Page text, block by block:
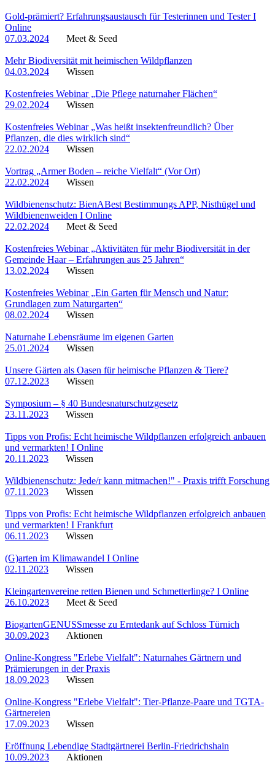
Gold-prämiert? Erfahrungsaustausch für Testerinnen und Tester I
Online
07.03.2024
Meet & Seed
Mehr Biodiversität mit heimischen Wildpflanzen
04.03.2024
Wissen
Kostenfreies Webinar „Die Pflege naturnaher Flächen“
29.02.2024
Wissen
Kostenfreies Webinar „Was heißt insektenfreundlich? Über
Pflanzen, die dies wirklich sind“
22.02.2024
Wissen
Vortrag „Armer Boden – reiche Vielfalt“ (Vor Ort)
22.02.2024
Wissen
Wildbienenschutz: BienABest Bestimmungs APP, Nisthügel und
Wildbienenweiden I Online
22.02.2024
Meet & Seed
Kostenfreies Webinar „Aktivitäten für mehr Biodiversität in der
Gemeinde Haar – Erfahrungen aus 25 Jahren“
13.02.2024
Wissen
Kostenfreies Webinar „Ein Garten für Mensch und Natur:
Grundlagen zum Naturgarten“
08.02.2024
Wissen
Naturnahe Lebensräume im eigenen Garten
25.01.2024
Wissen
Unsere Gärten als Oasen für heimische Pflanzen & Tiere?
07.12.2023
Wissen
Symposium – § 40 Bundesnaturschutzgesetz
23.11.2023
Wissen
Tipps von Profis: Echt heimische Wildpflanzen erfolgreich anbauen
und vermarkten! I Online
20.11.2023
Wissen
Wildbienenschutz: Jede/r kann mitmachen!" - Praxis trifft Forschung
07.11.2023
Wissen
Tipps von Profis: Echt heimische Wildpflanzen erfolgreich anbauen
und vermarkten! I Frankfurt
06.11.2023
Wissen
(G)arten im Klimawandel I Online
02.11.2023
Wissen
Kleingartenvereine retten Bienen und Schmetterlinge? I Online
26.10.2023
Meet & Seed
BiogartenGENUSSmesse zu Erntedank auf Schloss Türnich
30.09.2023
Aktionen
Online-Kongress "Erlebe Vielfalt": Naturnahes Gärtnern und
Prämierungen in der Praxis
18.09.2023
Wissen
Online-Kongress "Erlebe Vielfalt": Tier-Pflanze-Paare und TGTA-
Gärtnereien
17.09.2023
Wissen
Eröffnung Lebendige Stadtgärtnerei Berlin-Friedrichshain
10.09.2023
Aktionen